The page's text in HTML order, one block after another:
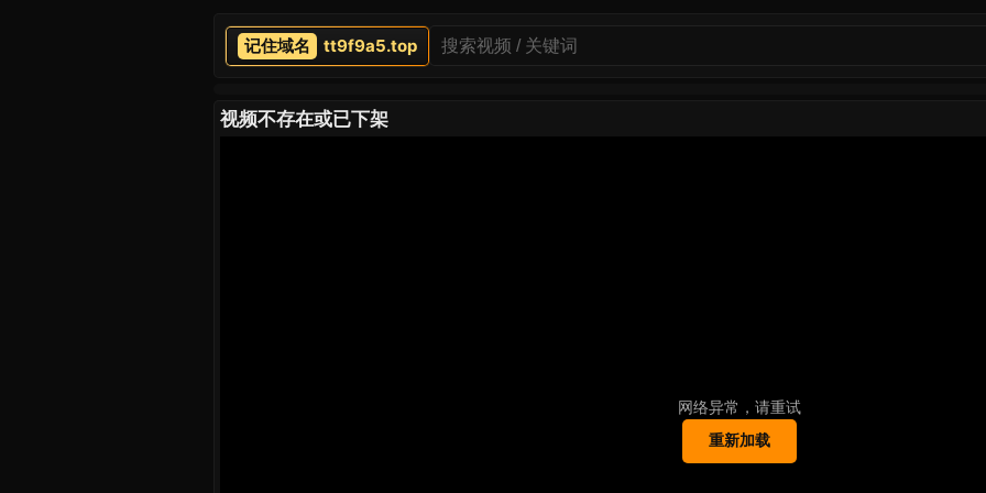
tt9f9a5.top
视频不存在或已下架
网络异常，请重试
重新加载